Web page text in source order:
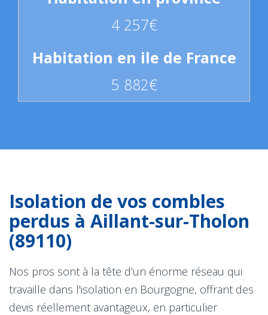
4 257€
5 882€
Isolation de vos combles
perdus à Aillant-sur-Tholon
(89110)
Nos pros sont à la tête d’un énorme réseau qui
travaille dans l'isolation en Bourgogne, offrant des
devis réellement avantageux, en particulier